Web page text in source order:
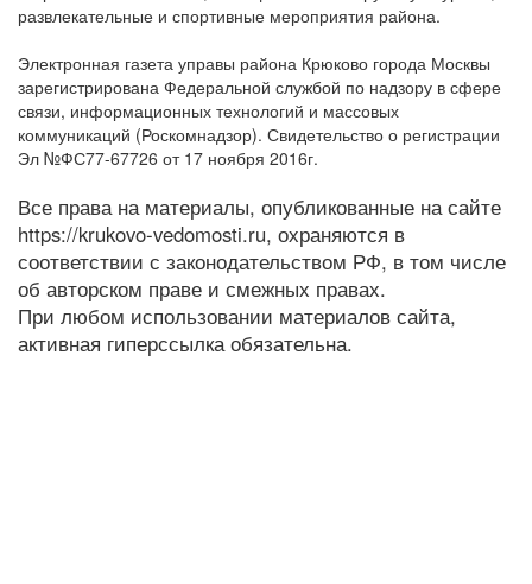
развлекательные и спортивные мероприятия района.
Электронная газета управы района Крюково города Москвы
зарегистрирована Федеральной службой по надзору в сфере
связи, информационных технологий и массовых
коммуникаций (Роскомнадзор). Свидетельство о регистрации
Эл №ФС77-67726 от 17 ноября 2016г.
Все права на материалы, опубликованные на сайте
https://krukovo-vedomosti.ru, охраняются в
соответствии с законодательством РФ, в том числе
об авторском праве и смежных правах.
При любом использовании материалов сайта,
активная гиперссылка обязательна.